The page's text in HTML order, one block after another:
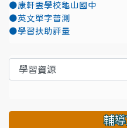
●康軒雲學校龜山國中
●英文單字普測
●學習扶助評量
輔